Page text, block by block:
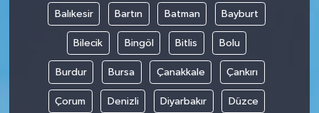
Balıkesir Bartın Batman Bayburt
Bilecik Bingöl Bitlis Bolu
Burdur Bursa Çanakkale Çankırı
Çorum Denizli Diyarbakır Düzce